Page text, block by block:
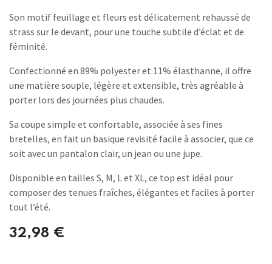
Son motif feuillage et fleurs est délicatement rehaussé de
strass sur le devant, pour une touche subtile d’éclat et de
féminité.
Confectionné en 89% polyester et 11% élasthanne, il offre
une matière souple, légère et extensible, très agréable à
porter lors des journées plus chaudes.
Sa coupe simple et confortable, associée à ses fines
bretelles, en fait un basique revisité facile à associer, que ce
soit avec un pantalon clair, un jean ou une jupe.
Disponible en tailles S, M, L et XL, ce top est idéal pour
composer des tenues fraîches, élégantes et faciles à porter
tout l’été.
32,98 €